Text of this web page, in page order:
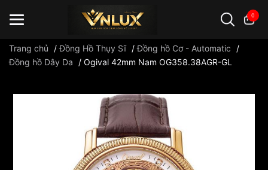
0
Trang chủ /Đồng Hồ Thụy Sĩ /Đồng hồ Cơ - Automatic
/
Đồng hồ Dây Da
/ Ogival 42mm Nam OG358.38AGR-GL